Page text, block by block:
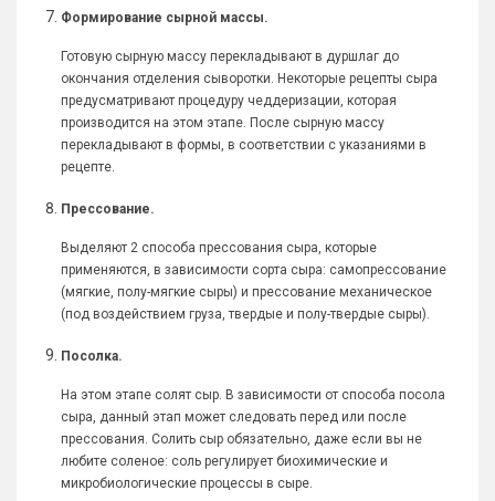
Формирование сырной массы.
Готовую сырную массу перекладывают в дуршлаг до
окончания отделения сыворотки. Некоторые рецепты сыра
предусматривают процедуру чеддеризации, которая
производится на этом этапе. После сырную массу
перекладывают в формы, в соответствии с указаниями в
рецепте.
Прессование.
Выделяют 2 способа прессования сыра, которые
применяются, в зависимости сорта сыра: самопрессование
(мягкие, полу-мягкие сыры) и прессование механическое
(под воздействием груза, твердые и полу-твердые сыры).
Посолка.
На этом этапе солят сыр. В зависимости от способа посола
сыра, данный этап может следовать перед или после
прессования. Солить сыр обязательно, даже если вы не
любите соленое: соль регулирует биохимические и
микробиологические процессы в сыре.